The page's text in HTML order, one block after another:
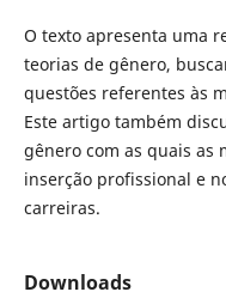
O texto apresenta uma
teorias de gênero,
questões referentes às
Este artigo também
gênero com as quais as
inserção profissional e
carreiras.
Downloads